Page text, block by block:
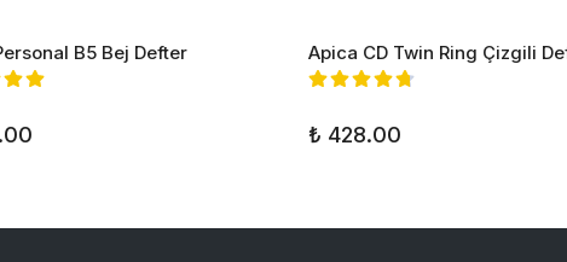
B5 Bej Defter Apica CD Twin Ring Çizgili
₺ 428.00